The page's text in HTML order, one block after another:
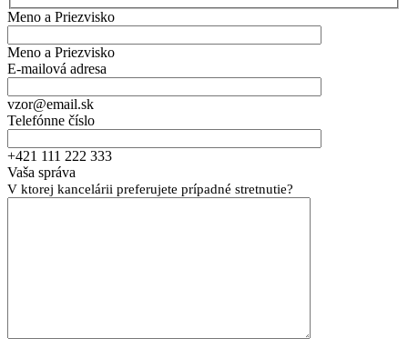
Meno a Priezvisko
Meno a Priezvisko
E-mailová adresa
vzor@email.sk
Telefónne číslo
+421 111 222 333
Vaša správa
V ktorej kancelárii preferujete prípadné stretnutie?